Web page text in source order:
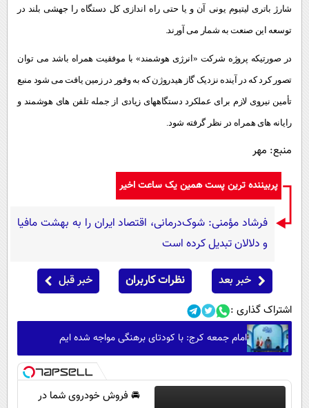
شارژ باتری لیتیوم یونی آن و یا حتی راه اندازی کل دستگاه را جهشی بلند در
توسعه این صنعت به شمار می آورند.
در صورتیکه پروژه شرکت «انرژی هوشمند» با موفقیت همراه باشد می توان
تصور کرد که در آینده نزدیک گاز هیدروژن که به وفور در زمین یافت می شود منبع
تأمین نیروی لازم برای عملکرد دستگاههای زیادی از جمله تلفن های هوشمند و
رایانه های همراه در نظر گرفته شود.
منبع: مهر
پربیننده ترین پست همین یک ساعت اخیر
فرشاد مؤمنی: شوک‌درمانی، اقتصاد ایران را به بهشت مافیا
و دلالان تبدیل کرده است
خبر بعد نظرات کاربران خبر قبل
اشتراک گذاری :
امام جمعه کرج: با کودتای برهنگی مواجه شده ایم
🚘 فروش خودروی شما در